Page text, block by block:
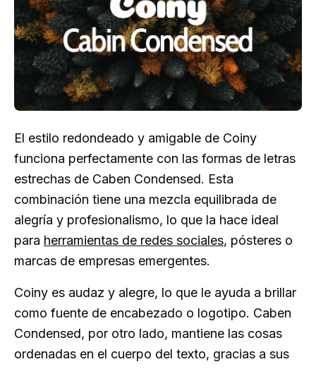
El estilo redondeado y amigable de Coiny
funciona perfectamente con las formas de letras
estrechas de Caben Condensed. Esta
combinación tiene una mezcla equilibrada de
alegría y profesionalismo, lo que la hace ideal
para herramientas de redes sociales, pósteres o
marcas de empresas emergentes.
Coiny es audaz y alegre, lo que le ayuda a brillar
como fuente de encabezado o logotipo. Caben
Condensed, por otro lado, mantiene las cosas
ordenadas en el cuerpo del texto, gracias a sus